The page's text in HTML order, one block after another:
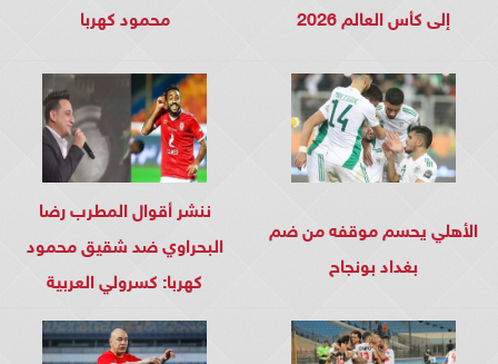
إلى كأس العالم 2026
محمود كهربا
الأهلي يحسم موقفه من ضم
بغداد بونجاح
ننشر أقوال المطرب رضا
البحراوي ضد شقيق محمود
كهربا: كسرولي العربية
وشتموني